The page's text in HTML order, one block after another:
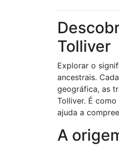
Tolliver
Explorar o
ancestrais.
geográfica, as
Tolliver. É
ajuda a
A